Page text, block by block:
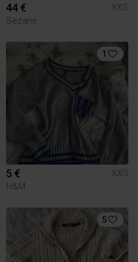
44 €
XXS
Sezane
1
5 €
XXS
H&M
5